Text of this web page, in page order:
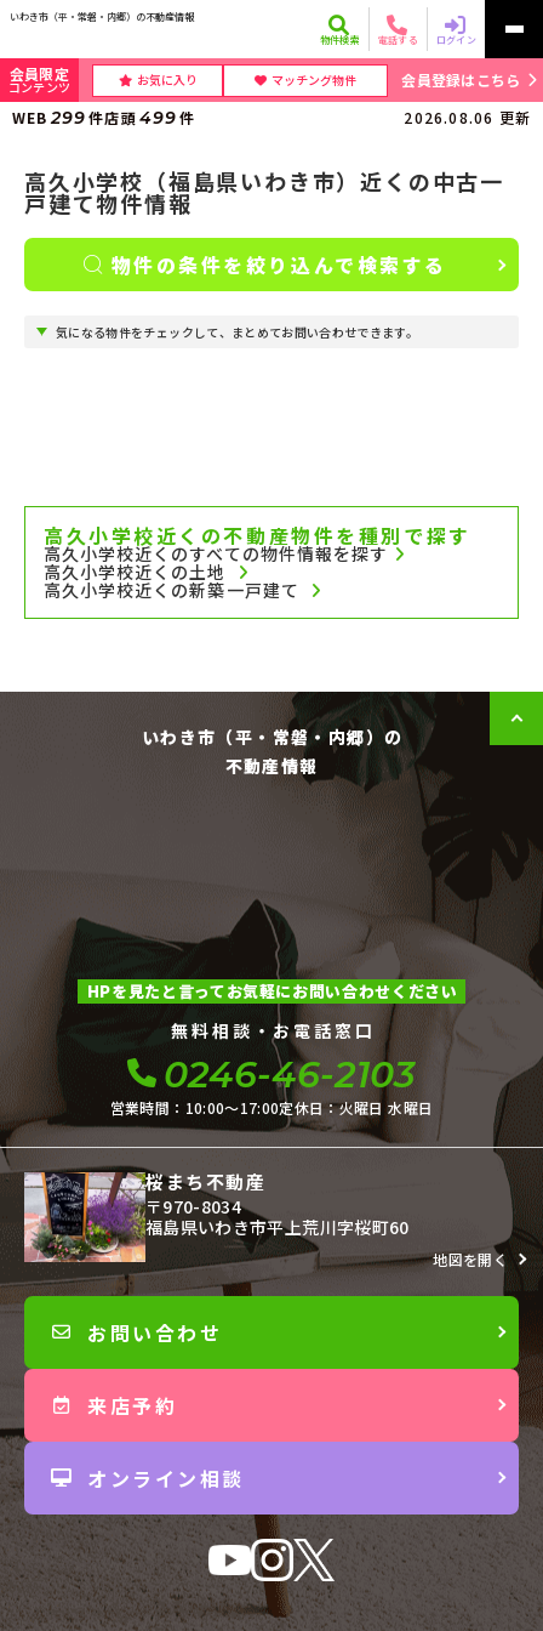
いわき市（平・常磐・内郷）の不動産情報
物件検索
電話する ログイン
会員限定
コンテンツ お気に入り マッチング物件
会員登録はこちら
WEB 299件店頭499 件 2026.08.06 更新
高久小学校（福島県いわき市）近くの中古一
戸建て物件情報
物件の条件を絞り込んで検索する
気になる物件をチェックして、まとめてお問い合わせできます。
高久小学校近くの不動産物件を種別で探す
高久小学校近くのすべての物件情報を探す
高久小学校近くの土地
高久小学校近くの新築一戸建て
いわき市（平・常磐・内郷）の
不動産情報
HPを見たと言ってお気軽にお問い合わせください
無料相談・お電話窓口
0246-46-2103
営業時間：10:00〜17:00定休日：火曜日 水曜日
桜まち不動産
〒970-8034
福島県いわき市平上荒川字桜町60
地図を開く
お問い合わせ
来店予約
オンライン相談